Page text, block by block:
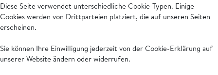
Diese Seite verwendet unterschiedliche Cookie-Typen. Einige
Cookies werden von Drittparteien platziert, die auf unseren Seiten
erscheinen.
Sie können Ihre Einwilligung jederzeit von der Cookie-Erklärung auf
unserer Website ändern oder widerrufen.